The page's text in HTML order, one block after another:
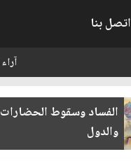
اتصل بنا
الفساد وسقوط الحضارات
والدول